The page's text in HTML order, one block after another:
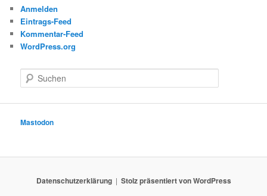
Anmelden
Eintrags-Feed
Kommentar-Feed
WordPress.org
u
e
Mastodon
Datenschutzerklärung Stolz präsentiert von WordPress